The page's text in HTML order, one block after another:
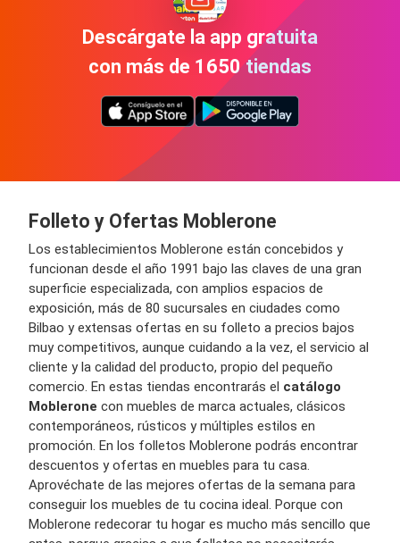
Descárgate la app gratuita
con más de 1650 tiendas
Folleto y Ofertas Moblerone
Los establecimientos Moblerone están concebidos y
funcionan desde el año 1991 bajo las claves de una gran
superficie especializada, con amplios espacios de
exposición, más de 80 sucursales en ciudades como
Bilbao y extensas ofertas en su folleto a precios bajos
muy competitivos, aunque cuidando a la vez, el servicio al
cliente y la calidad del producto, propio del pequeño
comercio. En estas tiendas encontrarás el catálogo
Moblerone con muebles de marca actuales, clásicos
contemporáneos, rústicos y múltiples estilos en
promoción. En los folletos Moblerone podrás encontrar
descuentos y ofertas en muebles para tu casa.
Aprovéchate de las mejores ofertas de la semana para
conseguir los muebles de tu cocina ideal. Porque con
Moblerone redecorar tu hogar es mucho más sencillo que